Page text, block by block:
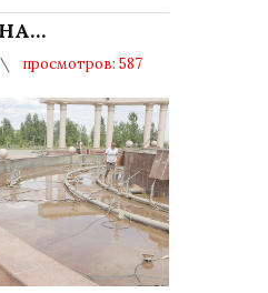
просмотров: 587